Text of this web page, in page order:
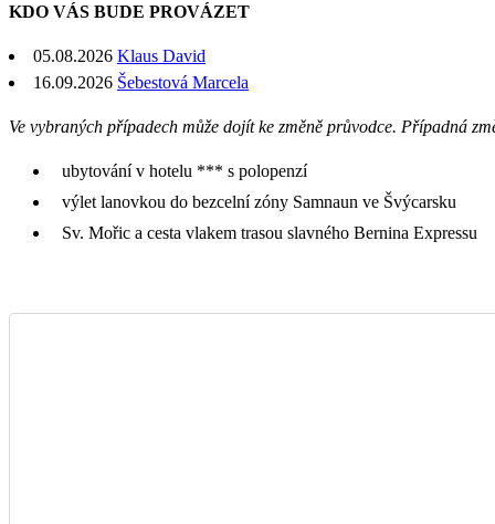
KDO VÁS BUDE PROVÁZET
05.08.2026 Klaus David
16.09.2026 Šebestová Marcela
Ve vybraných případech může dojít ke změně průvodce. Případná
ubytování v hotelu *** s polopenzí
výlet lanovkou do bezcelní zóny Samnaun ve Švýcarsku
Sv. Mořic a cesta vlakem trasou slavného Bernina Expressu